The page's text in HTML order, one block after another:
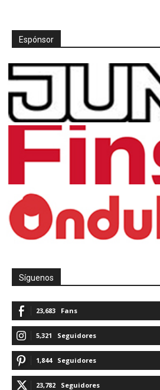
Espónsor
Síguenos
23,683 Fans
5,321 Seguidores
1,844 Seguidores
23,782 Seguidores